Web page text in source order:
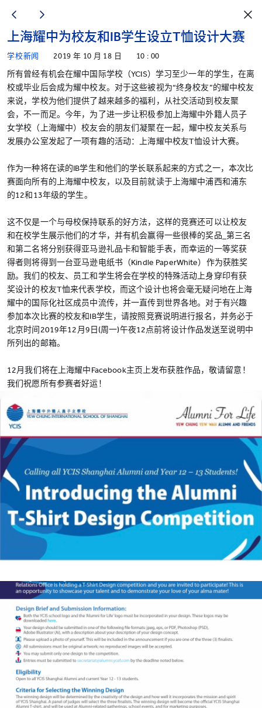
上海耀中为校友和IB学生设立T恤设计大赛
学校新闻 2019 年 10 月 18 日 10 : 00
所有曾经有机会在耀中国际学校（YCIS）学习至少一年的学生，在离
校或毕业后会成为耀中校友。对于这些被视为“终身校友”的耀中校友
来说，学校为他们提供了越来越多的福利，从社交活动到校友聚
会，不一而足。今年，为了进一步让积极参加上海耀中外籍人员子
女学校（上海耀中）校友会的朋友们凝聚在一起，耀中校友关系与
发展办公室发起了一项有趣的活动：上海耀中校友T恤设计大赛。
作为一种将在读的IB学生和他们的学长联系起来的方式之一，本次比
赛面向所有的上海耀中校友，以及目前就读于上海耀中浦西和浦东
的12和13年级的学生。
这不仅是一个与母校保持联系的好方法，这样的竞赛还可以让校友
和在校学生展示他们的才华，并有机会赢得一些很棒的奖品_第三名
和第二名将分别获得亚马逊礼品卡和智能手表，而幸运的一等奖获
得者则将得到一台亚马逊电纸书（Kindle PaperWhite）作为获胜奖
励。我们的校友、员工和学生将会在学校的特殊活动上身穿印有获
奖设计的校友T恤来代表学校，而这个设计也将会毫无疑问地在上海
耀中的国际化社区成员中流传，并一直传到世界各地。对于有兴趣
参加本次比赛的校友和IB学生，请按照竞赛说明进行报名，并务必于
北京时间2019年12月9日(周一)午夜12点前将设计作品发送至说明中
所列出的邮箱。
12月我们将在上海耀中Facebook主页上发布获胜作品，敬请留意！
我们祝愿所有参赛者好运！